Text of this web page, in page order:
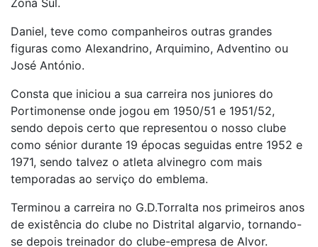
Daniel, teve como companheiros outras grandes
figuras como Alexandrino, Arquimino, Adventino ou
José António.
Consta que iniciou a sua carreira nos juniores do
Portimonense onde jogou em 1950/51 e 1951/52,
sendo depois certo que representou o nosso clube
como sénior durante 19 épocas seguidas entre 1952 e
1971, sendo talvez o atleta alvinegro com mais
temporadas ao serviço do emblema.
Terminou a carreira no G.D.Torralta nos primeiros anos
de existência do clube no Distrital algarvio, tornando-
se depois treinador do clube-empresa de Alvor.